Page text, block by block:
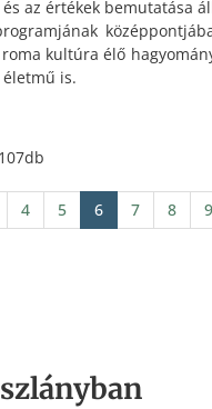
és az értékek bemutatása
kultúra élő
is.
4 5 6 7 8 9